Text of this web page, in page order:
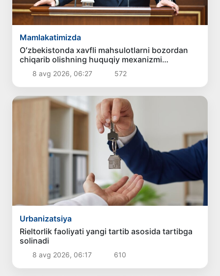
Mamlakatimizda
Oʻzbekistonda xavfli mahsulotlarni bozordan
chiqarib olishning huquqiy mexanizmi
belgilanadi
8 avg 2026, 06:27 572
Urbanizatsiya
Rieltorlik faoliyati yangi tartib asosida tartibga
solinadi
8 avg 2026, 06:17 610